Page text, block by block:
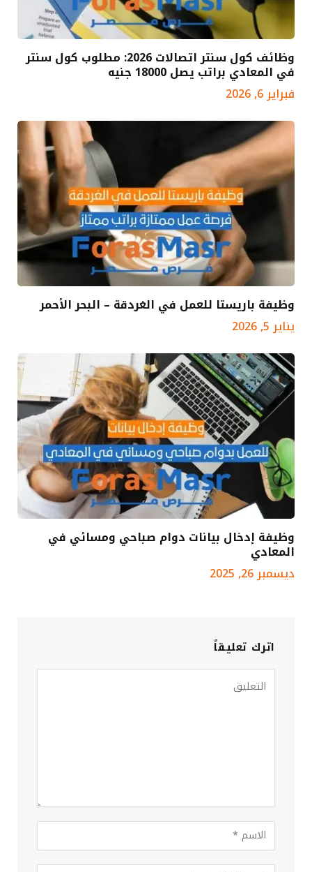
وظائف كول سنتر اتصالات 2026: مطلوب كول سنتر
في المعادي براتب يصل 18000 جنيه
فبراير 6, 2026
وظيفة باريستا للعمل في الغردقة – البحر الأحمر
يناير 5, 2026
وظيفة إدخال بيانات دوام صباحي ومسائي في
المعادي
ديسمبر 26, 2025
اترك تعليقاً